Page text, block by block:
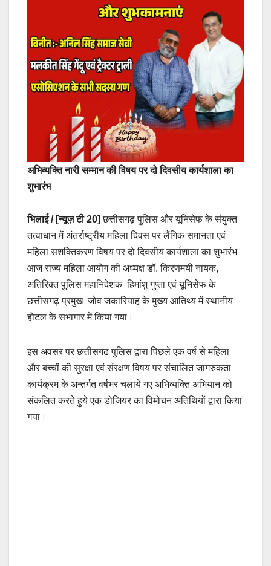
अभिव्यक्ति नारी सम्मान की विषय पर दो दिवसीय कार्यशाला का
शुभारंभ
भिलाई / [न्यूज़ टी 20] छत्तीसगढ़ पुलिस और यूनिसेफ के संयुक्त
तत्वाधान में अंतर्राष्ट्रीय महिला दिवस पर लैंगिक समानता एवं
महिला सशक्तिकरण विषय पर दो दिवसीय कार्यशाला का शुभारंभ
आज राज्य महिला आयोग की अध्यक्ष डॉ. किरणमयी नायक,
अतिरिक्त पुलिस महानिदेशक हिमांशु गुप्ता एवं यूनिसेफ के
छत्तीसगढ़ प्रमुख जोव जकारियाह के मुख्य आतिथ्य में स्थानीय
होटल के सभागार में किया गया।
इस अवसर पर छत्तीसगढ़ पुलिस द्वारा पिछले एक वर्ष से महिला
और बच्चों की सुरक्षा एवं संरक्षण विषय पर संचालित जागरुकता
कार्यक्रम के अन्तर्गत वर्षभर चलाये गए अभिव्यक्ति अभियान को
संकलित करते हुये एक डोजियर का विमोचन अतिथियों द्वारा किया
गया।